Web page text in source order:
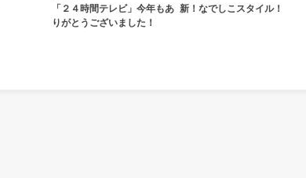
「２４時間テレビ」今年もあ
りがとうございました！
新！なでしこスタイル！